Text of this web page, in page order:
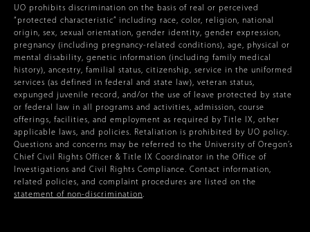
UO prohibits discrimination on the basis of real or perceived
“protected characteristic” including race, color, religion, national
origin, sex, sexual orientation, gender identity, gender expression,
pregnancy (including pregnancy-related conditions), age, physical or
mental disability, genetic information (including family medical
history), ancestry, familial status, citizenship, service in the uniformed
services (as defined in federal and state law), veteran status,
expunged juvenile record, and/or the use of leave protected by state
or federal law in all programs and activities, admission, course
offerings, facilities, and employment as required by Title IX, other
applicable laws, and policies. Retaliation is prohibited by UO policy.
Questions and concerns may be referred to the University of Oregon’s
Chief Civil Rights Officer & Title IX Coordinator in the Office of
Investigations and Civil Rights Compliance. Contact information,
related policies, and complaint procedures are listed on the
statement of non-discrimination.